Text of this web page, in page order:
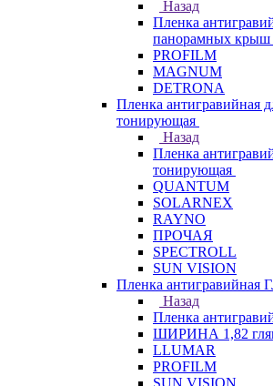
Назад
Пленка
панорамных крыш
PROFILM
MAGNUM
DETRONA
Пленка антигравийная
тонирующая
Назад
Пленка
тонирующая
QUANTUM
SOLARNEX
RAYNO
ПРОЧАЯ
SPECTROLL
SUN VISION
Пленка
Назад
Пленка
ШИРИНА 1,82
LLUMAR
PROFILM
SUN VISION